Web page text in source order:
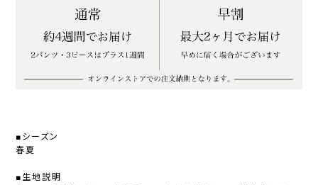
■シーズン
春夏
■生地説明